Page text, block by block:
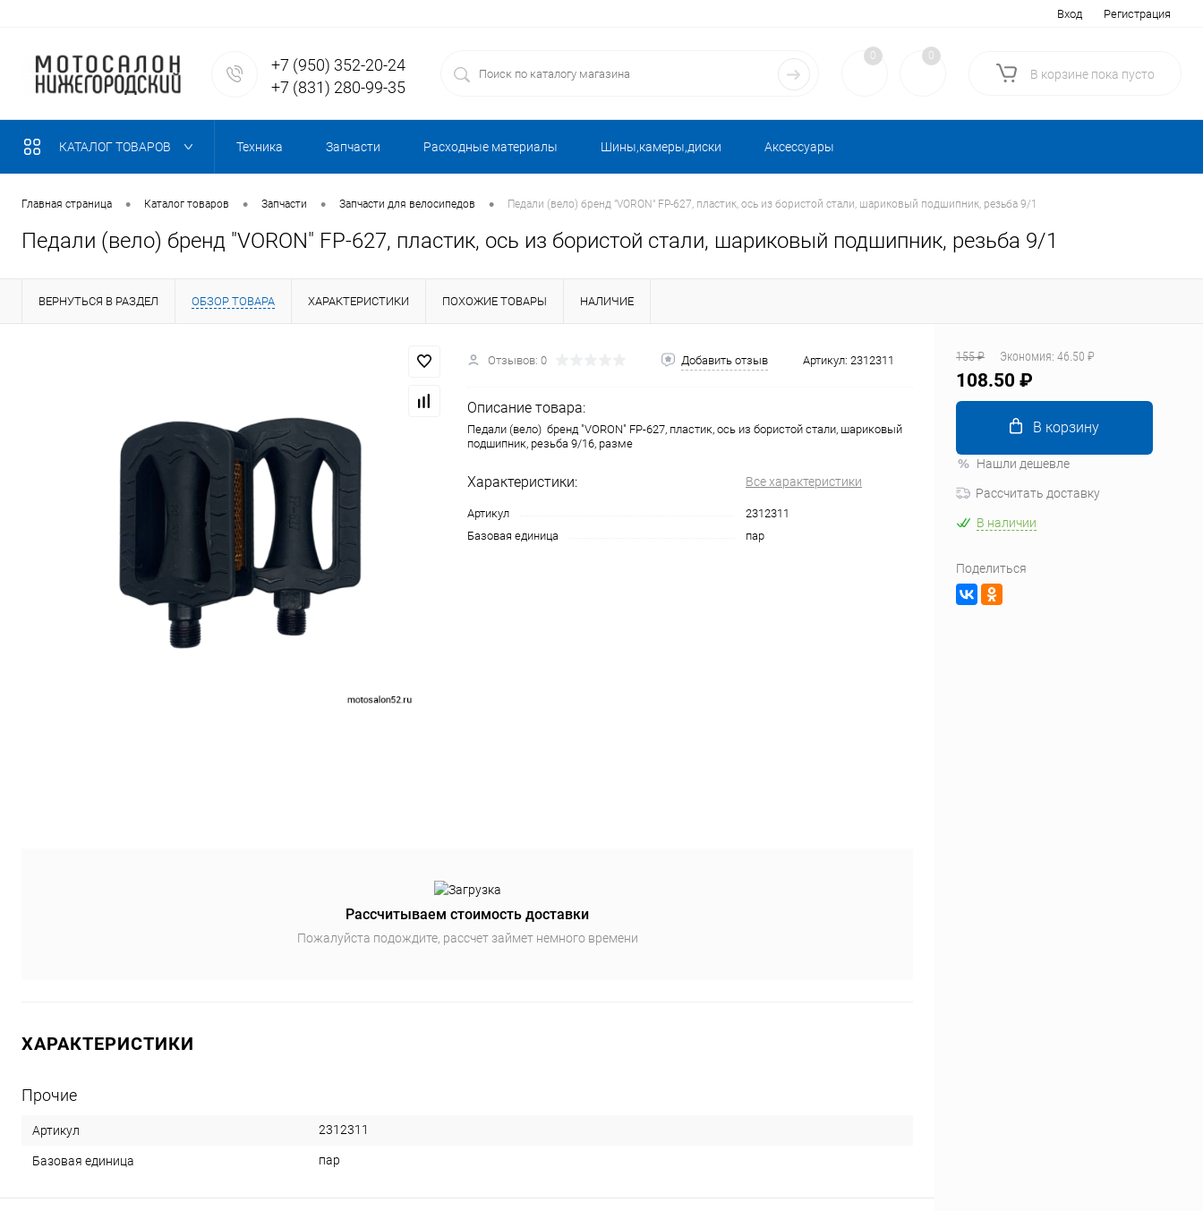
Вход Регистрация
+7 (950) 352-20-24
+7 (831) 280-99-35
0 0
В корзине пока пусто
КАТАЛОГ ТОВАРОВ Техника Запчасти Расходные материалы Шины,камеры,диски Аксессуары
Главная страница • Каталог товаров • Запчасти • Запчасти для велосипедов • Педали (вело) бренд "VORON" FP-627, пластик, ось из бористой стали, шариковый подшипник, резьба 9/1
Педали (вело) бренд "VORON" FP-627, пластик, ось из бористой стали, шариковый подшипник, резьба 9/1
ВЕРНУТЬСЯ В РАЗДЕЛ ОБЗОР ТОВАРА ХАРАКТЕРИСТИКИ ПОХОЖИЕ ТОВАРЫ НАЛИЧИЕ
Отзывов: 0 Добавить отзыв Артикул: 2312311
Описание товара:
Педали (вело) бренд "VORON" FP-627, пластик, ось из бористой стали, шариковый
подшипник, резьба 9/16, разме
Характеристики: Все характеристики
Артикул
2312311
Базовая единица
пар
Рассчитываем стоимость доставки
Пожалуйста подождите, рассчет займет немного времени
ХАРАКТЕРИСТИКИ
Прочие
Артикул 2312311
Базовая единица пар
155 ₽ Экономия: 46.50 ₽
108.50 ₽
В корзину
Нашли дешевле
Рассчитать доставку
В наличии
Поделиться